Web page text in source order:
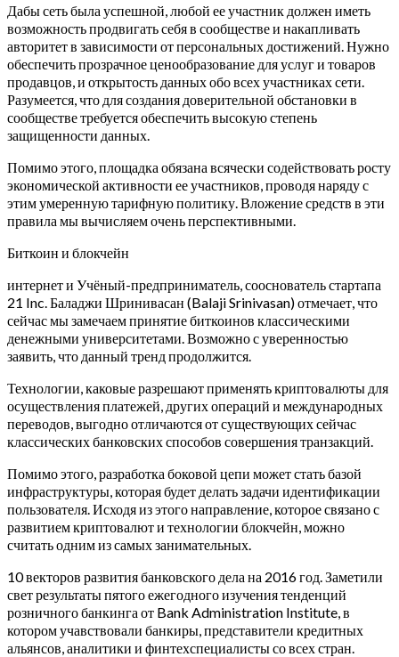
Дабы сеть была успешной, любой ее участник должен иметь
возможность продвигать себя в сообществе и накапливать
авторитет в зависимости от персональных достижений. Нужно
обеспечить прозрачное ценообразование для услуг и товаров
продавцов, и открытость данных обо всех участниках сети.
Разумеется, что для создания доверительной обстановки в
сообществе требуется обеспечить высокую степень
защищенности данных.
Помимо этого, площадка обязана всячески содействовать росту
экономической активности ее участников, проводя наряду с
этим умеренную тарифную политику. Вложение средств в эти
правила мы вычисляем очень перспективными.
Биткоин и блокчейн
интернет и Учёный-предприниматель, сооснователь стартапа
21 Inc. Баладжи Шринивасан (Balaji Srinivasan) отмечает, что
сейчас мы замечаем принятие биткоинов классическими
денежными университетами. Возможно с уверенностью
заявить, что данный тренд продолжится.
Технологии, каковые разрешают применять криптовалюты для
осуществления платежей, других операций и международных
переводов, выгодно отличаются от существующих сейчас
классических банковских способов совершения транзакций.
Помимо этого, разработка боковой цепи может стать базой
инфраструктуры, которая будет делать задачи идентификации
пользователя. Исходя из этого направление, которое связано с
развитием криптовалют и технологии блокчейн, можно
считать одним из самых занимательных.
10 векторов развития банковского дела на 2016 год. Заметили
свет результаты пятого ежегодного изучения тенденций
розничного банкинга от Bank Administration Institute, в
котором учавствовали банкиры, представители кредитных
альянсов, аналитики и финтехспециалисты со всех стран.